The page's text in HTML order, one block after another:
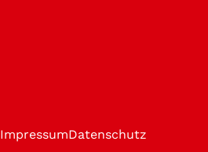
ImpressumDatenschutz